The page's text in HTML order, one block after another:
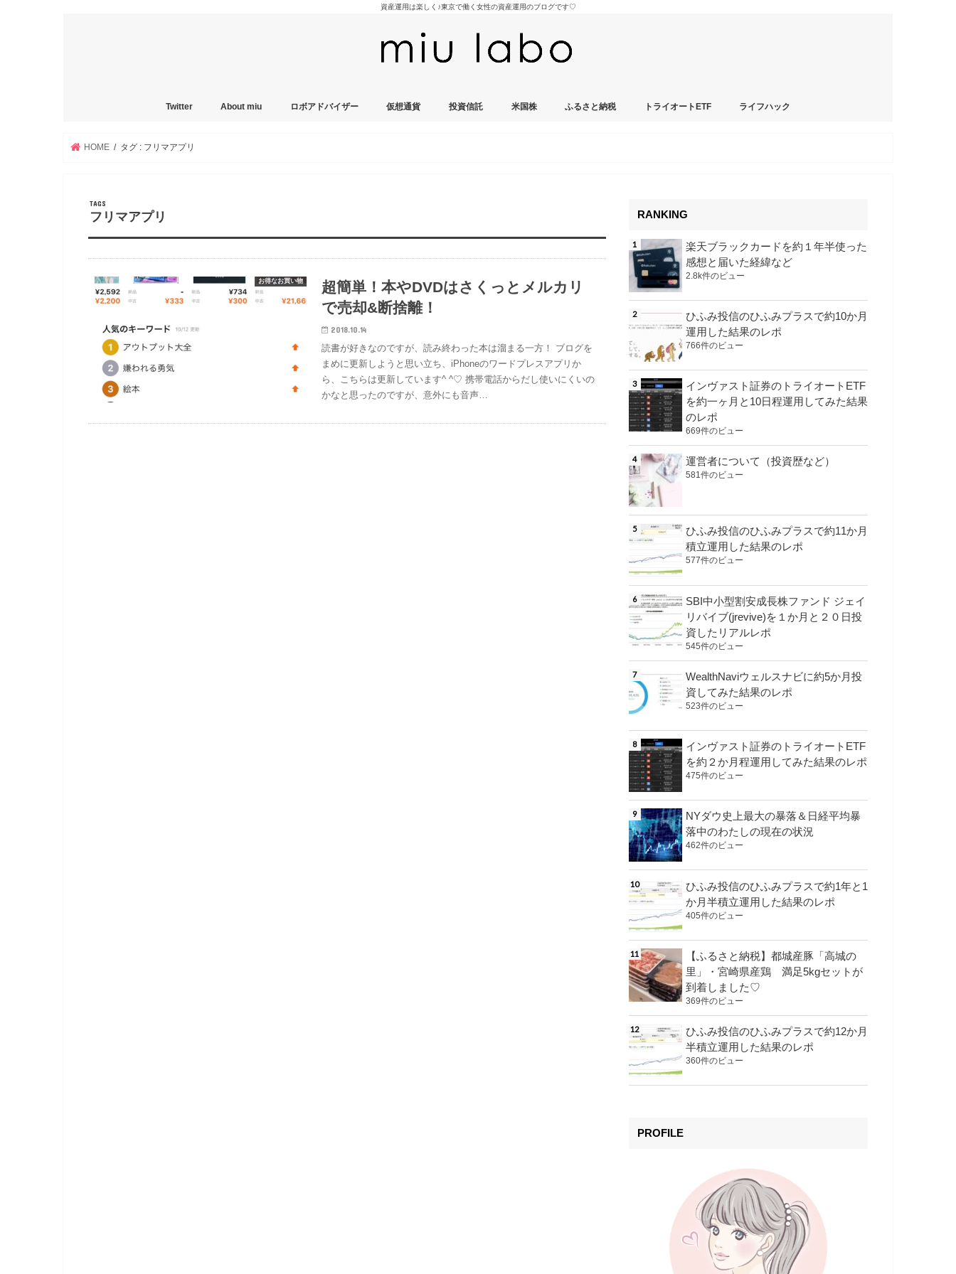
資産運用は楽しく♪東京で働く女性の資産運用のブログです♡
Twitter About miu ロボアドバイザー 仮想通貨 投資信託 米国株 ふるさと納税 トライオートETF ライフハック
HOME タグ : フリマアプリ
フリマアプリ
お得なお買い物
超簡単！本やDVDはさくっとメルカリ
で売却&断捨離！
2018.10.14
読書が好きなのですが、読み終わった本は溜まる一方！ ブログを
まめに更新しようと思い立ち、iPhoneのワードプレスアプリか
ら、こちらは更新しています^ ^♡ 携帯電話からだし使いにくいの
かなと思ったのですが、意外にも音声…
RANKING
楽天ブラックカードを約１年半使った
感想と届いた経緯など
2.8k件のビュー
ひふみ投信のひふみプラスで約10か月
運用した結果のレポ
766件のビュー
インヴァスト証券のトライオートETF
を約一ヶ月と10日程運用してみた結果
のレポ
669件のビュー
運営者について（投資歴など）
581件のビュー
ひふみ投信のひふみプラスで約11か月
積立運用した結果のレポ
577件のビュー
SBI中小型割安成長株ファンド ジェイ
リバイブ(jrevive)を１か月と２０日投
資したリアルレポ
545件のビュー
WealthNaviウェルスナビに約5か月投
資してみた結果のレポ
523件のビュー
インヴァスト証券のトライオートETF
を約２か月程運用してみた結果のレポ
475件のビュー
NYダウ史上最大の暴落＆日経平均暴
落中のわたしの現在の状況
462件のビュー
ひふみ投信のひふみプラスで約1年と1
か月半積立運用した結果のレポ
405件のビュー
【ふるさと納税】都城産豚「高城の
里」・宮崎県産鶏 満足5kgセットが
到着しました♡
369件のビュー
ひふみ投信のひふみプラスで約12か月
半積立運用した結果のレポ
360件のビュー
PROFILE